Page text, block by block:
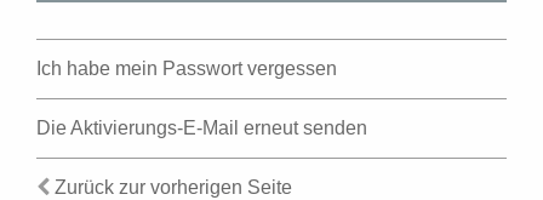
Ich habe mein Passwort vergessen
Die Aktivierungs-E-Mail erneut senden
Zurück zur vorherigen Seite